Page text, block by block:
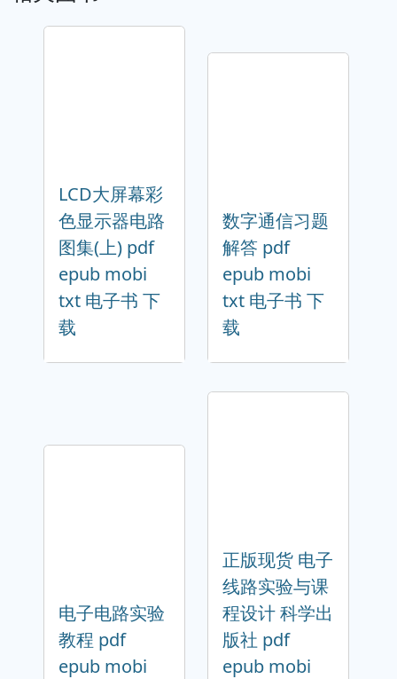
LCD大屏幕彩
色显示器电路
图集(上) pdf
epub mobi
txt 电子书 下
载
数字通信习题
解答 pdf
epub mobi
txt 电子书 下
载
电子电路实验
教程 pdf
epub mobi
正版现货 电子
线路实验与课
程设计 科学出
版社 pdf
epub mobi